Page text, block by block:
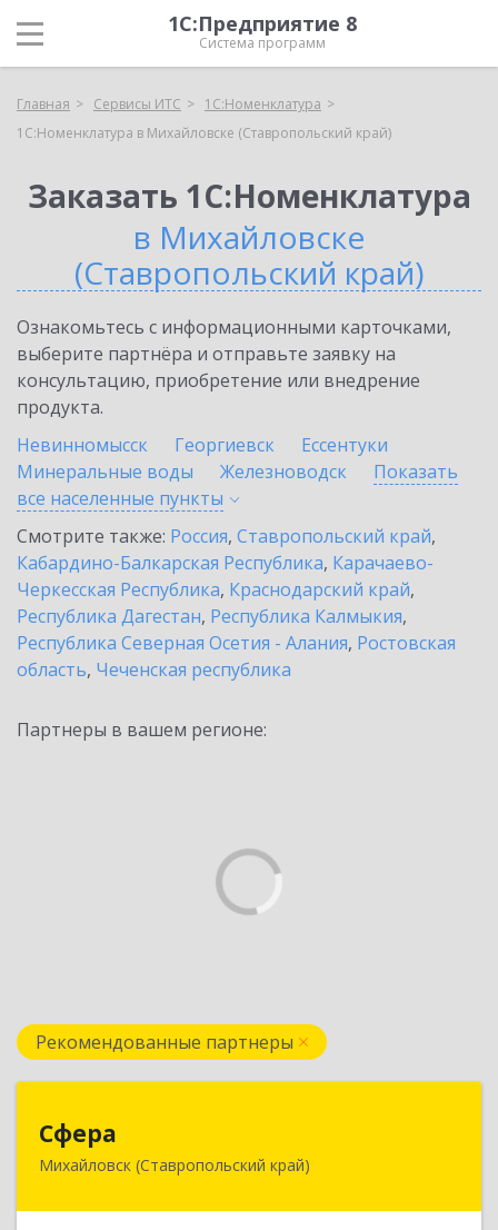
1С:Предприятие 8
Система программ
Главная Сервисы ИТС
1С:Номенклатура
1С:Номенклатура в Михайловске (Ставропольский край)
Заказать 1С:Номенклатура
в Михайловске
(Ставропольский край)
Ознакомьтесь с информационными карточками,
выберите партнёра и отправьте заявку на
консультацию, приобретение или внедрение
продукта.
Невинномысск
Георгиевск
Ессентуки
Минеральные воды
Железноводск
Показать
все населенные пункты
Смотрите также: Россия, Ставропольский край,
Кабардино-Балкарская Республика, Карачаево-
Черкесская Республика, Краснодарский край,
Республика Дагестан, Республика Калмыкия,
Республика Северная Осетия - Алания, Ростовская
область, Чеченская республика
Партнеры в вашем регионе:
Рекомендованные партнеры
Сфера
Михайловск (Ставропольский край)
356240, Ставропольский край, Шпаковский р-